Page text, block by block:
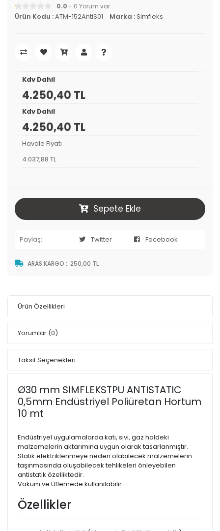
0.0 - 0 Yorum var.
Ürün Kodu :ATM-152AntiS01 Marka :Simfleks
Kdv Dahil
4.250,40 TL
Kdv Dahil
4.250,40 TL
Havale Fiyatı
4.037,88 TL
Sepete Ekle
Paylaş: Twitter Facebook
ARAS KARGO : 250,00 TL
Ürün Özellikleri
Yorumlar (0)
Taksit Seçenekleri
Ø30 mm SIMFLEKSTPU ANTISTATIC
0,5mm Endüstriyel Poliüretan Hortum
10 mt
Endüstriyel uygulamalarda katı, sıvı, gaz haldeki
malzemelerin aktarımına uygun olarak tasarlanmıştır.
Statik elektriklenmeye neden olabilecek malzemelerin
taşınmasında oluşabilecek tehlikeleri önleyebilen
antistatik özelliktedir.
Vakum ve Üflemede kullanılabilir.
Özellikler